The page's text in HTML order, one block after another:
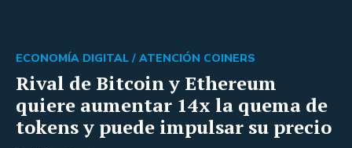
Rival de Bitcoin y Ethereum
quiere aumentar 14x la quema de
tokens y puede impulsar su precio
ECONOMÍA DIGITAL / ATENCIÓN COINERS